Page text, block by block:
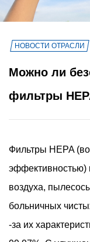
НОВОСТИ ОТРАСЛИ
Можно ли
фильтры
Фильтры HEPA
эффективностью)
воздуха,
больничных
-за их